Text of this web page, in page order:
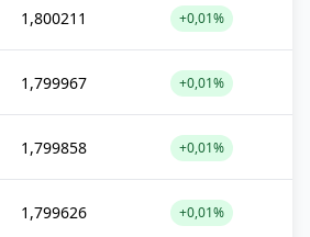
1,800211 +0,01%
1,799967 +0,01%
1,799858 +0,01%
1,799626 +0,01%